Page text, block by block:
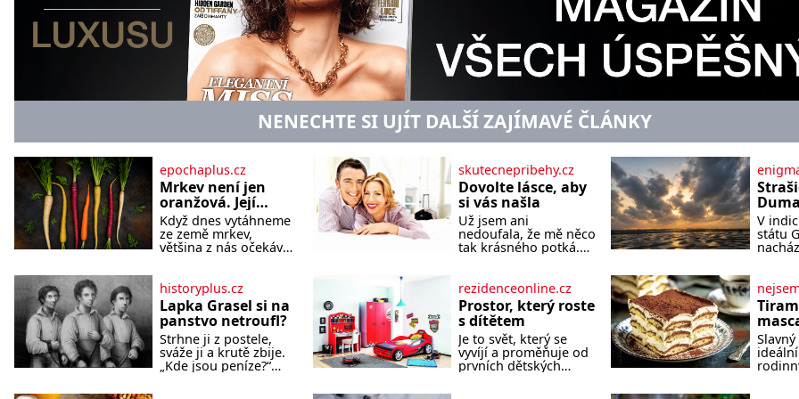
NENECHTE SI UJÍT DALŠÍ ZAJÍMAVÉ ČLÁNKY
epochaplus.cz
Mrkev není jen
oranžová. Její
neuvěřitelný
příběh začíná
fialovou barvou
Když dnes vytáhneme
ze země mrkev,
většina z nás očekává
historie je mrkev
všechno možné, jen
ne oranžová. Je
fialová, žlutá, bílá,
někdy dokonce téměř
černá. Až díky stovkám
let pečlivého šlechtění
skutecnepribehy.cz
Dovolte lásce, aby
si vás našla
Už jsem ani
nedoufala, že mě něco
tak krásného potká.
pohled. Poprvé jsem
se vdávala, když mi
bylo dvacet. Oba jsme
byli mladí a byl to tak
říkajíc sňatek z
rozumu. Rodiče nás
dali dohromady, Toník
písek
ze
zlo?
V
státu
tomu
písek
má
historyplus.cz
Lapka Grasel si na
panstvo netroufl?
Strhne ji z postele,
sváže ji a krutě zbije.
„Kde jsou peníze?“
rezidenceonline.cz
Prostor, který roste
s dítětem
Je to svět, který se
vyvíjí a proměňuje od
prvních dětských
Slavný
ideální